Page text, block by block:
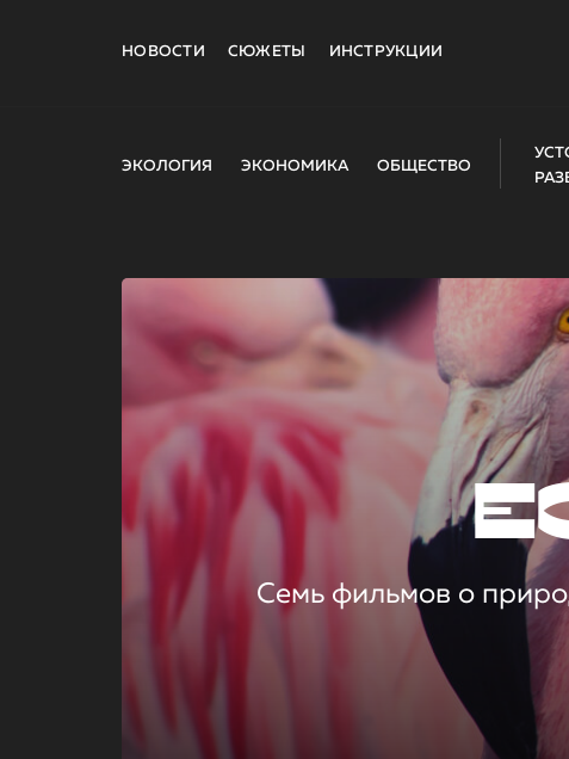
НОВОСТИ СЮЖЕТЫ ИНСТРУКЦИИ
ЭКОЛОГИЯ ЭКОНОМИКА ОБЩЕСТВО
Семь фильмов о